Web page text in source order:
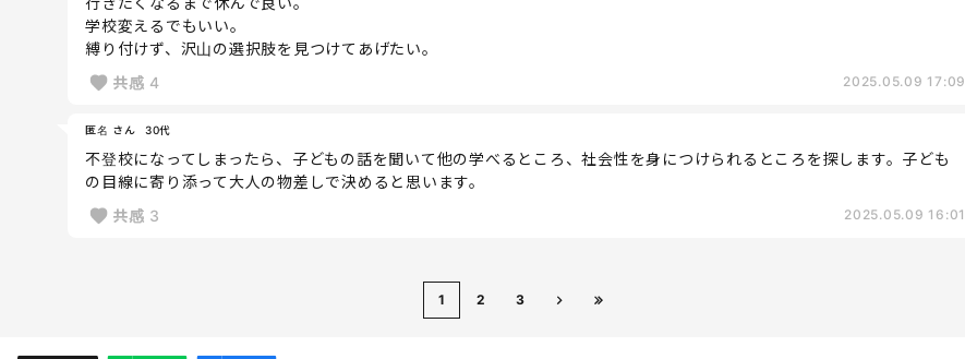
学校変えるでもいい。
縛り付けず、沢山の選択肢を見つけてあげたい。
共感 4 2025.05.09 17:09
匿名 さん 30代
不登校になってしまったら、子どもの話を聞いて他の学べるところ、社会性を身につけられるところを探します。子ども
の目線に寄り添って大人の物差しで決めると思います。
共感 3 2025.05.09 16:01
1 2 3